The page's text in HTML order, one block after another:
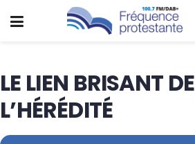
LE LIEN BRISANT DE
L’HÉRÉDITÉ